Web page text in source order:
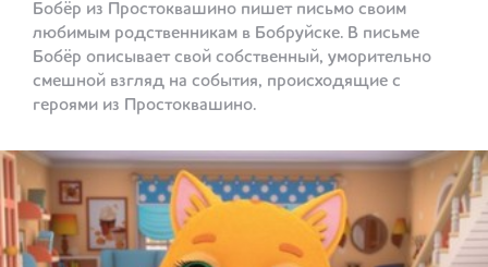
Бобёр из Простоквашино пишет письмо своим
любимым родственникам в Бобруйске. В письме
Бобёр описывает свой собственный, уморительно
смешной взгляд на события, происходящие с
героями из Простоквашино.